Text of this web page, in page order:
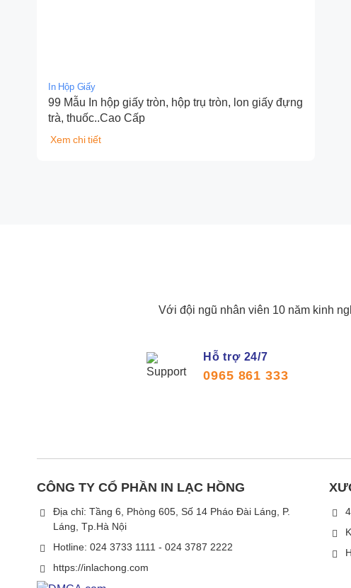
In Hộp Giấy
99 Mẫu In hộp giấy tròn, hộp trụ tròn, lon giấy đựng
trà, thuốc..Cao Cấp
Xem chi tiết
Với đội ngũ nhân viên 10 năm kinh
Hỗ trợ 24/7
0965 861 333
CÔNG TY CỔ PHẦN IN LẠC HỒNG
Địa chỉ: Tầng 6, Phòng 605, Số 14 Pháo Đài Láng, P.
Láng, Tp.Hà Nội
Hotline: 024 3733 1111 - 024 3787 2222
https://inlachong.com